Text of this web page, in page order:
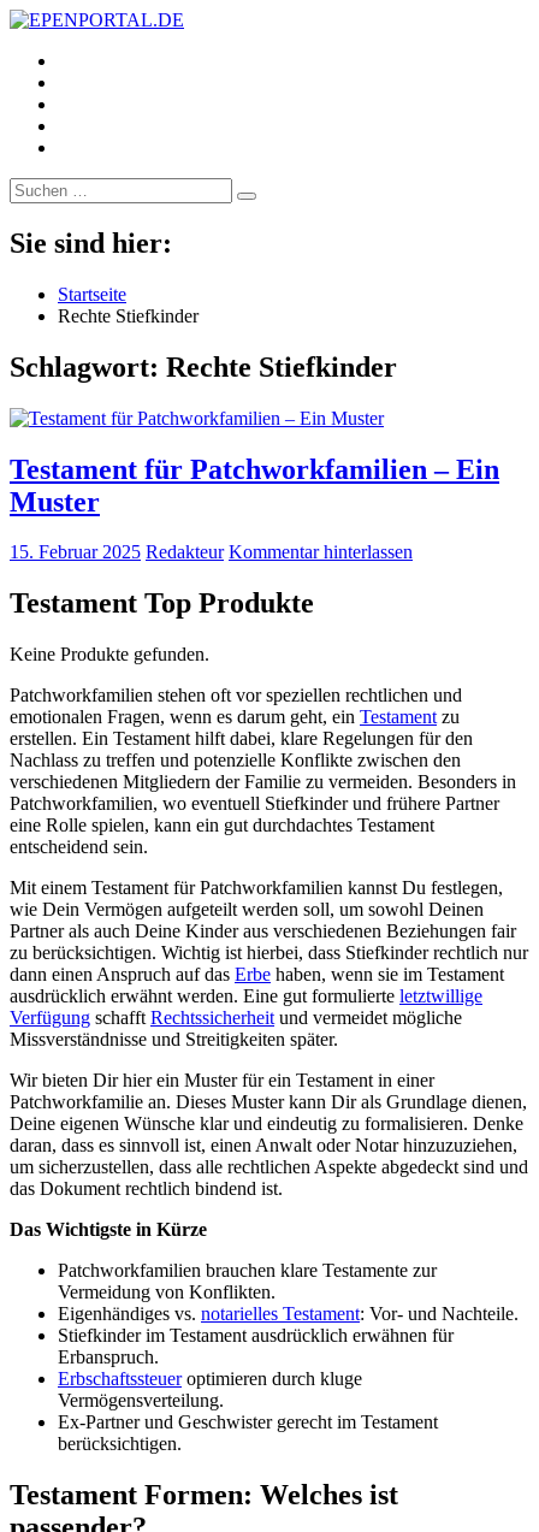
EPENPORTAL.DE
Epische News aus Politik, Finanzen & Gesellschaft
Suche
nach:
Sie sind hier:
Startseite
Rechte Stiefkinder
Schlagwort: Rechte Stiefkinder
Testament für Patchworkfamilien – Ein
Muster
15. Februar 2025 Redakteur Kommentar hinterlassen
Testament Top Produkte
Keine Produkte gefunden.
Patchworkfamilien stehen oft vor speziellen rechtlichen und
emotionalen Fragen, wenn es darum geht, ein Testament zu
erstellen. Ein Testament hilft dabei, klare Regelungen für den
Nachlass zu treffen und potenzielle Konflikte zwischen den
verschiedenen Mitgliedern der Familie zu vermeiden. Besonders in
Patchworkfamilien, wo eventuell Stiefkinder und frühere Partner
eine Rolle spielen, kann ein gut durchdachtes Testament
entscheidend sein.
Mit einem Testament für Patchworkfamilien kannst Du festlegen,
wie Dein Vermögen aufgeteilt werden soll, um sowohl Deinen
Partner als auch Deine Kinder aus verschiedenen Beziehungen fair
zu berücksichtigen. Wichtig ist hierbei, dass Stiefkinder rechtlich nur
dann einen Anspruch auf das Erbe haben, wenn sie im Testament
ausdrücklich erwähnt werden. Eine gut formulierte letztwillige
Verfügung schafft Rechtssicherheit und vermeidet mögliche
Missverständnisse und Streitigkeiten später.
Wir bieten Dir hier ein Muster für ein Testament in einer
Patchworkfamilie an. Dieses Muster kann Dir als Grundlage dienen,
Deine eigenen Wünsche klar und eindeutig zu formalisieren. Denke
daran, dass es sinnvoll ist, einen Anwalt oder Notar hinzuzuziehen,
um sicherzustellen, dass alle rechtlichen Aspekte abgedeckt sind und
das Dokument rechtlich bindend ist.
Das Wichtigste in Kürze
Patchworkfamilien brauchen klare Testamente zur
Vermeidung von Konflikten.
Eigenhändiges vs. notarielles Testament: Vor- und Nachteile.
Stiefkinder im Testament ausdrücklich erwähnen für
Erbanspruch.
Erbschaftssteueroptimieren durch kluge
Vermögensverteilung.
Ex-Partner und Geschwister gerecht im Testament
berücksichtigen.
Testament Formen: Welches ist